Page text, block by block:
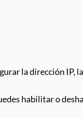
la dirección IP,
habilitar o